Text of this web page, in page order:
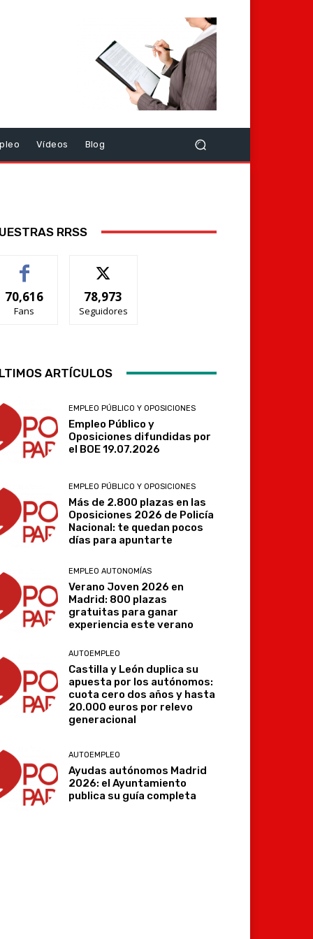
Vídeos Blog
RRSS
70,616
Fans
78,973
Seguidores
ARTÍCULOS
EMPLEO PÚBLICO Y OPOSICIONES
Empleo Público y
Oposiciones difundidas por
el BOE 19.07.2026
EMPLEO PÚBLICO Y OPOSICIONES
Más de 2.800 plazas en las
Oposiciones 2026 de Policía
Nacional: te quedan pocos
días para apuntarte
EMPLEO AUTONOMÍAS
Verano Joven 2026 en
Madrid: 800 plazas
gratuitas para ganar
experiencia este verano
AUTOEMPLEO
Castilla y León duplica su
apuesta por los autónomos:
cuota cero dos años y hasta
20.000 euros por relevo
generacional
AUTOEMPLEO
Ayudas autónomos Madrid
2026: el Ayuntamiento
publica su guía completa